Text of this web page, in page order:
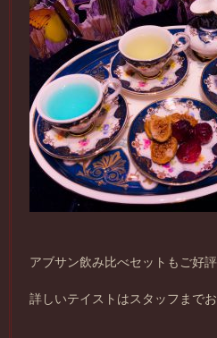
アブサン飲み比べセットもご好
詳しいテイストはスタッフまで